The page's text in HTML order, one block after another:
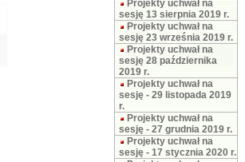
Projekty uchwał na
sesję 13 sierpnia 2019 r.
Projekty uchwał na
sesję 23 września 2019 r.
Projekty uchwał na
sesję 28 października
2019 r.
Projekty uchwał na
sesję - 29 listopada 2019
r.
Projekty uchwał na
sesję - 27 grudnia 2019 r.
Projekty uchwał na
sesję - 17 stycznia 2020 r.